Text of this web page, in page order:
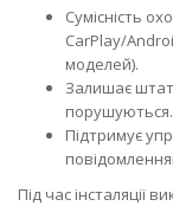
Сумісність
CarPlay/
моделей).
Залишає
порушуються.
Підтримує
Під час інсталяції